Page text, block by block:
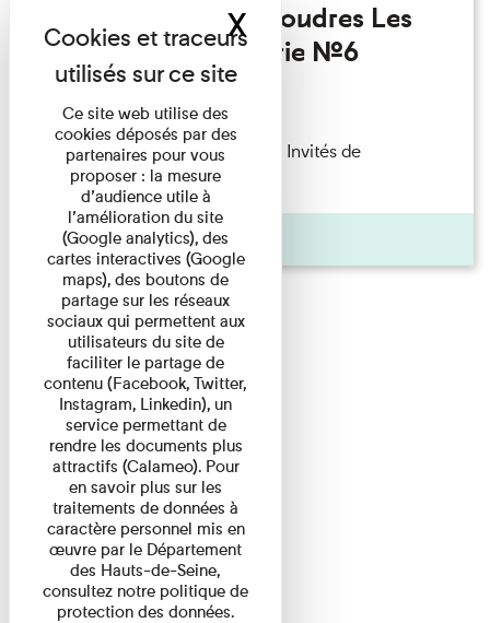
Fanny Taillandier - Foudres Les
Invités de l’Imprimerie n°6
Lecture
Fanny Taillandier – Foudres Les Invités de
l’Imprimerie n°6 Lecture ...
Pages
Ce site web utilise des
cookies déposés par des
partenaires pour vous
proposer : la mesure
d’audience utile à
l’amélioration du site
(Google analytics), des
cartes interactives (Google
maps), des boutons de
partage sur les réseaux
sociaux qui permettent aux
utilisateurs du site de
faciliter le partage de
contenu (Facebook, Twitter,
Instagram, Linkedin), un
service permettant de
rendre les documents plus
attractifs (Calameo). Pour
en savoir plus sur les
traitements de données à
caractère personnel mis en
œuvre par le Département
des Hauts-de-Seine,
consultez notre politique de
protection des données.
XMasquer le